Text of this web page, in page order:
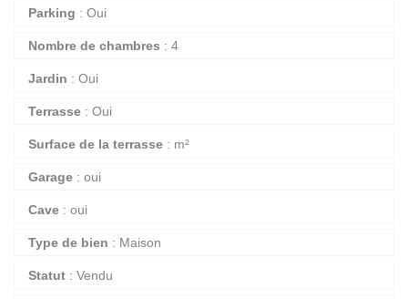
Parking : Oui
Nombre de chambres : 4
Jardin : Oui
Terrasse : Oui
Surface de la terrasse : m²
Garage : oui
Cave : oui
Type de bien : Maison
Statut : Vendu